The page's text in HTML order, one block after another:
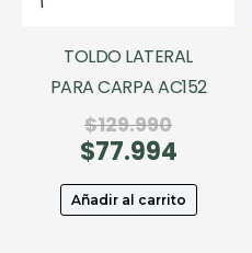
TOLDO LATERAL
PARA CARPA AC152
$129.990El
precio
era:
$129.990.
$77.994El
actual
es:
Añadir al carrito